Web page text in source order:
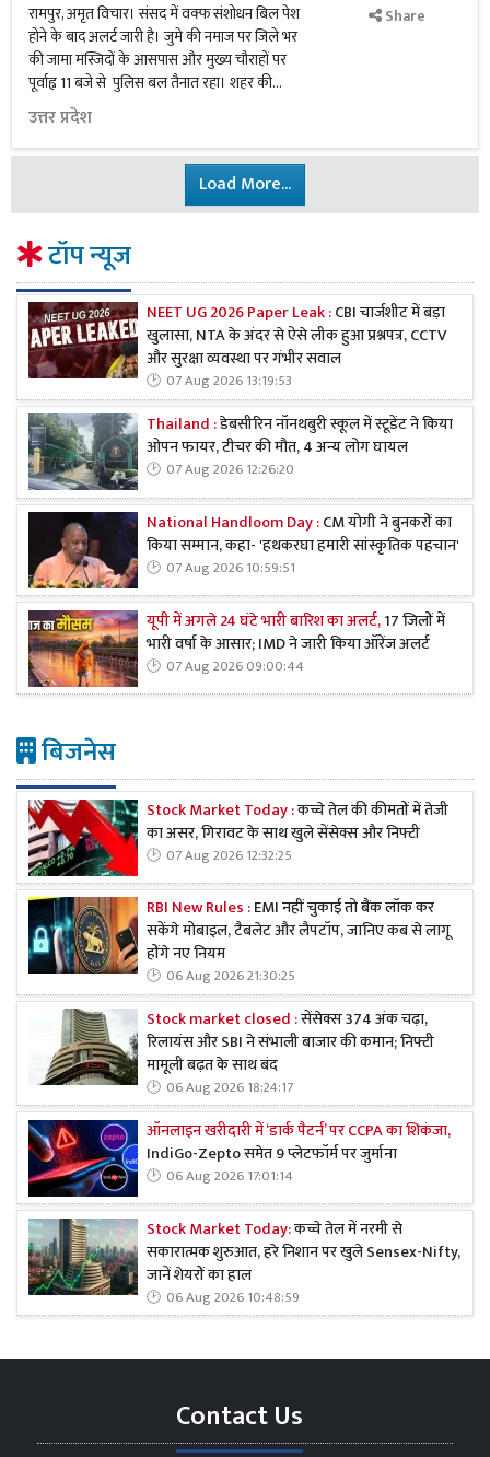
रामपुर, अमृत विचार। संसद में वक्फ संशोधन बिल पेश
होने के बाद अलर्ट जारी है। जुमे की नमाज पर जिले भर
की जामा मस्जिदों के आसपास और मुख्य चौराहों पर
पूर्वाह्न 11 बजे से पुलिस बल तैनात रहा। शहर की...
उत्तर प्रदेश
Share
Load More...
टॉप न्यूज
NEET UG 2026 Paper Leak :CBI चार्जशीट में बड़ा
खुलासा, NTA के अंदर से ऐसे लीक हुआ प्रश्नपत्र, CCTV
और सुरक्षा व्यवस्था पर गंभीर सवाल
07 Aug 2026 13:19:53
Thailand :डेबसीरिन नॉनथबुरी स्कूल में स्टूडेंट ने किया
ओपन फायर, टीचर की मौत, 4 अन्य लोग घायल
07 Aug 2026 12:26:20
National Handloom Day :CM योगी ने बुनकरों का
किया सम्मान, कहा- 'हथकरघा हमारी सांस्कृतिक पहचान'
07 Aug 2026 10:59:51
यूपी में अगले 24 घंटे भारी बारिश का अलर्ट,17 जिलों में
भारी वर्षा के आसार; IMD ने जारी किया ऑरेंज अलर्ट
07 Aug 2026 09:00:44
बिजनेस
Stock Market Today :कच्चे तेल की कीमतों में तेजी
का असर, गिरावट के साथ खुले सेंसेक्स और निफ्टी
07 Aug 2026 12:32:25
RBI New Rules :EMI नहीं चुकाई तो बैंक लॉक कर
सकेंगे मोबाइल, टैबलेट और लैपटॉप, जानिए कब से लागू
होंगे नए नियम
06 Aug 2026 21:30:25
Stock market closed :सेंसेक्स 374 अंक चढ़ा,
रिलायंस और SBI ने संभाली बाजार की कमान; निफ्टी
मामूली बढ़त के साथ बंद
06 Aug 2026 18:24:17
ऑनलाइन खरीदारी में ‘डार्क पैटर्न’ पर CCPA का शिकंजा,
IndiGo-Zepto समेत 9 प्लेटफॉर्म पर जुर्माना
06 Aug 2026 17:01:14
Stock Market Today:कच्चे तेल में नरमी से
सकारात्मक शुरुआत, हरे निशान पर खुले Sensex-Nifty,
जानें शेयरों का हाल
06 Aug 2026 10:48:59
Contact Us